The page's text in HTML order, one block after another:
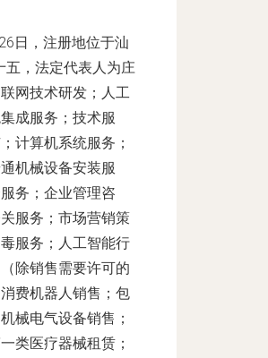
日，注册地位于汕
五，法定代表人为庄
网技术研发；人工
成服务；技术服
计算机系统服务；
机械设备安装服
务；企业管理咨
服务；市场营销策
服务；人工智能行
除销售需要许可的
费机器人销售；包
械电气设备销售；
类医疗器械租赁；